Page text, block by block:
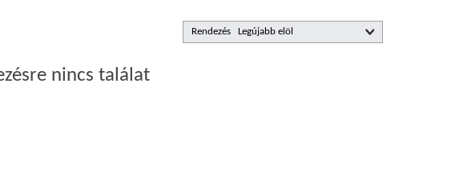
Rendezés
nincs találat